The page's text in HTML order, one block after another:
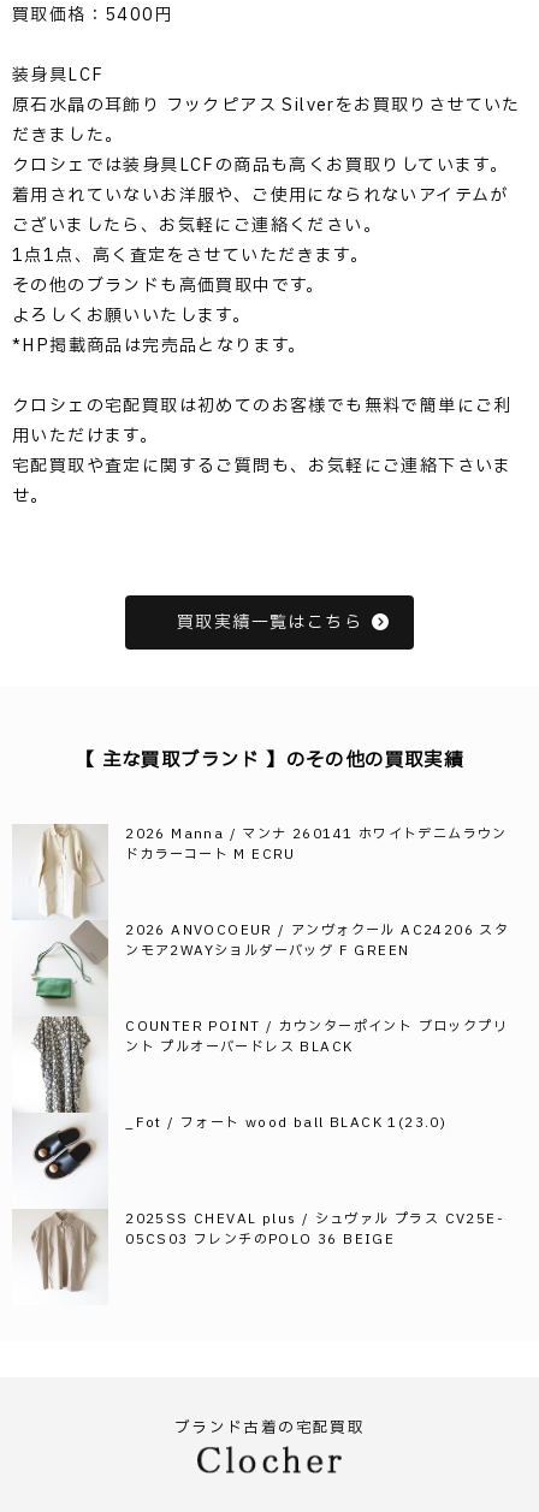
買取価格：5400円
装身具LCF
原石水晶の耳飾り フックピアス Silverをお買取りさせていた
だきました。
クロシェでは装身具LCFの商品も高くお買取りしています。
着用されていないお洋服や、ご使用になられないアイテムが
ございましたら、お気軽にご連絡ください。
1点1点、高く査定をさせていただきます。
その他のブランドも高価買取中です。
よろしくお願いいたします。
*HP掲載商品は完売品となります。
クロシェの宅配買取は初めてのお客様でも無料で簡単にご利
用いただけます。
宅配買取や査定に関するご質問も、お気軽にご連絡下さいま
せ。
買取実績一覧はこちら
【 主な買取ブランド 】のその他の買取実績
2026 Manna / マンナ 260141 ホワイトデニムラウン
ドカラーコート M ECRU
2026 ANVOCOEUR / アンヴォクール AC24206 スタ
ンモア2WAYショルダーバッグ F GREEN
COUNTER POINT / カウンターポイント ブロックプリ
ント プルオーバードレス BLACK
_Fot / フォート wood ball BLACK 1(23.0)
2025SS CHEVAL plus / シュヴァル プラス CV25E-
05CS03 フレンチのPOLO 36 BEIGE
ブランド古着の宅配買取